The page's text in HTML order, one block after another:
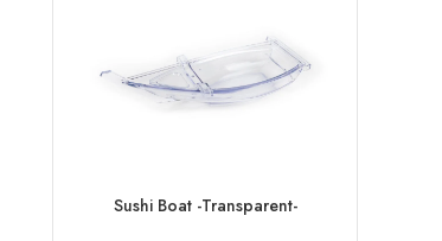
Sushi Boat -Transparent-